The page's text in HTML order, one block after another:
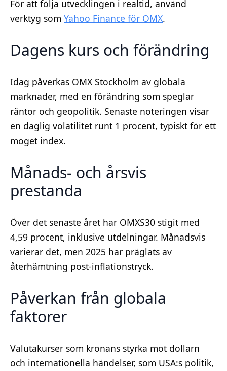
För att följa utvecklingen i realtid, använd
verktyg som Yahoo Finance för OMX.
Dagens kurs och förändring
Idag påverkas OMX Stockholm av globala
marknader, med en förändring som speglar
räntor och geopolitik. Senaste noteringen visar
en daglig volatilitet runt 1 procent, typiskt för ett
moget index.
Månads- och årsvis
prestanda
Över det senaste året har OMXS30 stigit med
4,59 procent, inklusive utdelningar. Månadsvis
varierar det, men 2025 har präglats av
återhämtning post-inflationstryck.
Påverkan från globala
faktorer
Valutakurser som kronans styrka mot dollarn
och internationella händelser, som USA:s politik,